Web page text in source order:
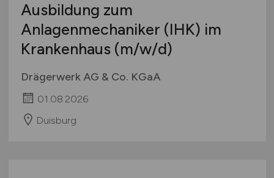
Ausbildung zum
Anlagenmechaniker (IHK) im
Krankenhaus (m/w/d)
Drägerwerk AG & Co. KGaA
01.08.2026
Duisburg